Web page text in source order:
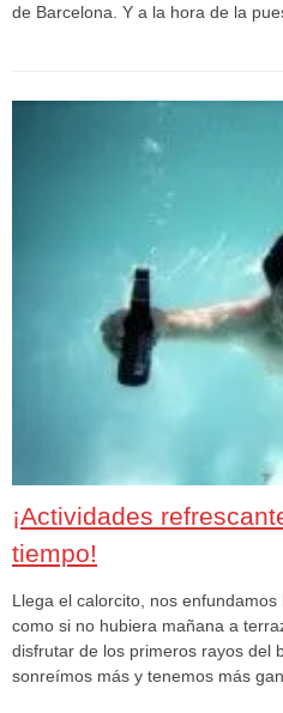
de Barcelona. Y a la hora de la
¡Actividades
tiempo!
Llega el calorcito, nos
como si no hubiera mañana a
disfrutar de los primeros rayos del
sonreímos más y tenemos más